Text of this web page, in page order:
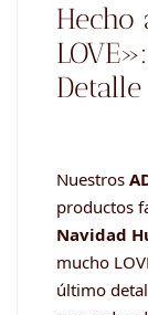
Hecho
Detalle
Nuestros
productos
Navidad
mucho
último